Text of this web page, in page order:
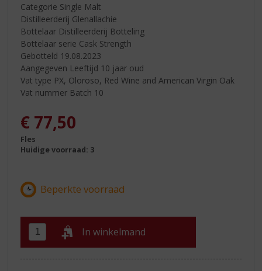
Categorie Single Malt
Distilleerderij Glenallachie
Bottelaar Distilleerderij Botteling
Bottelaar serie Cask Strength
Gebotteld 19.08.2023
Aangegeven Leeftijd 10 jaar oud
Vat type PX, Oloroso, Red Wine and American Virgin Oak
Vat nummer Batch 10
€ 77,50
Fles
Huidige voorraad: 3
In winkelmand